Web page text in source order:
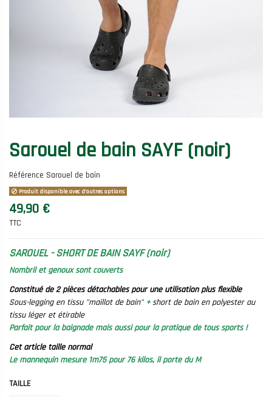
Sarouel de bain SAYF (noir)
Référence Sarouel de bain
Produit disponible avec d'autres options
49,90 €
TTC
SAROUEL - SHORT DE BAIN SAYF(noir)
Nombril et genoux sont couverts
Constitué de 2 pièces détachables pour une utilisation plus flexible
Sous-legging en tissu "maillot de bain" +short de bain en polyester au
tissu léger et étirable
Parfait pour la baignade mais aussi pour la pratique de tous sports !
Cet article taille normal
Le mannequin mesure 1m75 pour 76 kilos, il porte du M
TAILLE